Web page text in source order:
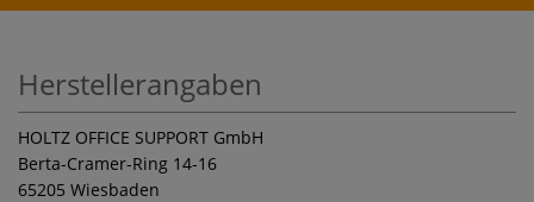
Herstellerangaben
HOLTZ OFFICE SUPPORT GmbH
Berta-Cramer-Ring 14-16
65205 Wiesbaden